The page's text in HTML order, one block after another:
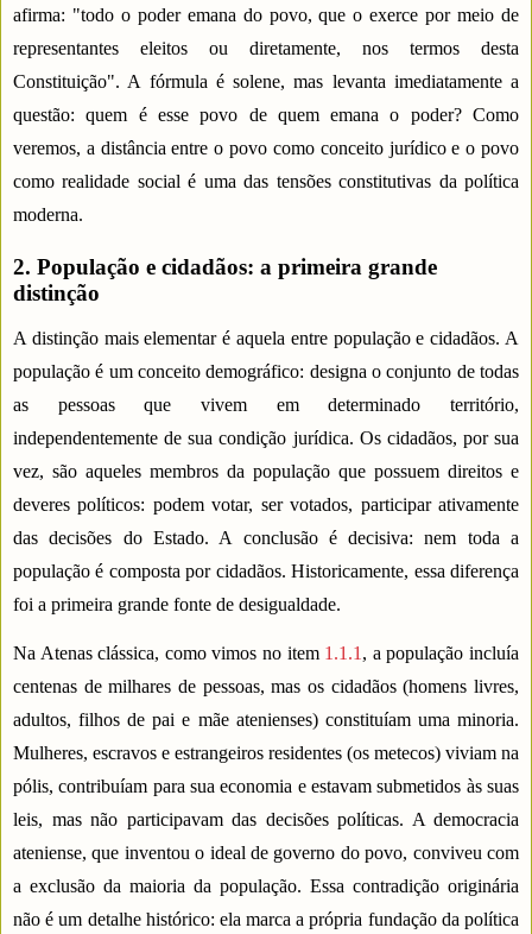
afirma: "todo o poder emana do povo, que o exerce por meio de
representantes eleitos ou diretamente, nos termos desta
Constituição". A fórmula é solene, mas levanta imediatamente a
questão: quem é esse povo de quem emana o poder? Como
veremos, a distância entre o povo como conceito jurídico e o povo
como realidade social é uma das tensões constitutivas da política
moderna.
2. População e cidadãos: a primeira grande
distinção
A distinção mais elementar é aquela entre população e cidadãos. A
população é um conceito demográfico: designa o conjunto de todas
as pessoas que vivem em determinado território,
independentemente de sua condição jurídica. Os cidadãos, por sua
vez, são aqueles membros da população que possuem direitos e
deveres políticos: podem votar, ser votados, participar ativamente
das decisões do Estado. A conclusão é decisiva: nem toda a
população é composta por cidadãos. Historicamente, essa diferença
foi a primeira grande fonte de desigualdade.
Na Atenas clássica, como vimos no item 1.1.1 , a população incluía
centenas de milhares de pessoas, mas os cidadãos (homens livres,
adultos, filhos de pai e mãe atenienses) constituíam uma minoria.
Mulheres, escravos e estrangeiros residentes (os metecos) viviam na
pólis, contribuíam para sua economia e estavam submetidos às suas
leis, mas não participavam das decisões políticas. A democracia
ateniense, que inventou o ideal de governo do povo, conviveu com
a exclusão da maioria da população. Essa contradição originária
não é um detalhe histórico: ela marca a própria fundação da política